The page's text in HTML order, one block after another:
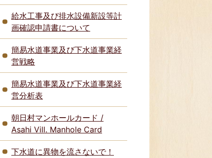
給水工事及び排水設備新設等計
画確認申請書について
簡易水道事業及び下水道事業経
営戦略
簡易水道事業及び下水道事業経
営分析表
朝日村マンホールカード /
Asahi Vill. Manhole Card
下水道に異物を流さないで！